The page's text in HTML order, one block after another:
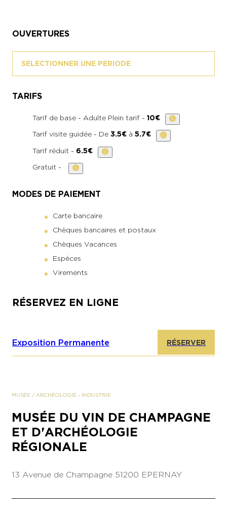
OUVERTURES
SELECTIONNER UNE PERIODE
TARIFS
Tarif de base - Adulte Plein tarif - 10€
Tarif visite guidée - De 3.5€ à 5.7€
Tarif réduit - 6.5€
Gratuit -
MODES DE PAIEMENT
Carte bancaire
Chèques bancaires et postaux
Chèques Vacances
Espèces
Virements
RÉSERVEZ EN LIGNE
Exposition Permanente RÉSERVER
MUSÉE / ARCHÉOLOGIE - INDUSTRIE
MUSÉE DU VIN DE CHAMPAGNE
ET D'ARCHÉOLOGIE
RÉGIONALE
13 Avenue de Champagne 51200 EPERNAY